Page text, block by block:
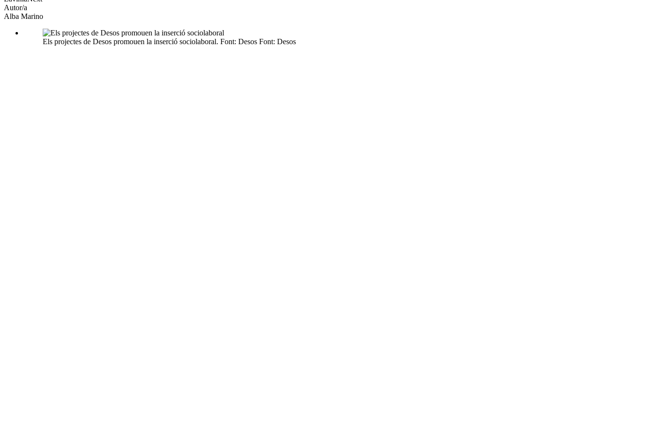
Autor/a
Alba Marino
Els projectes de Desos promouen la inserció sociolaboral. Font: Desos Font: Desos